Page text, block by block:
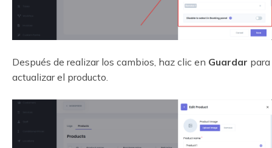
Después de realizar los cambios, haz clic en Guardar para
actualizar el producto.